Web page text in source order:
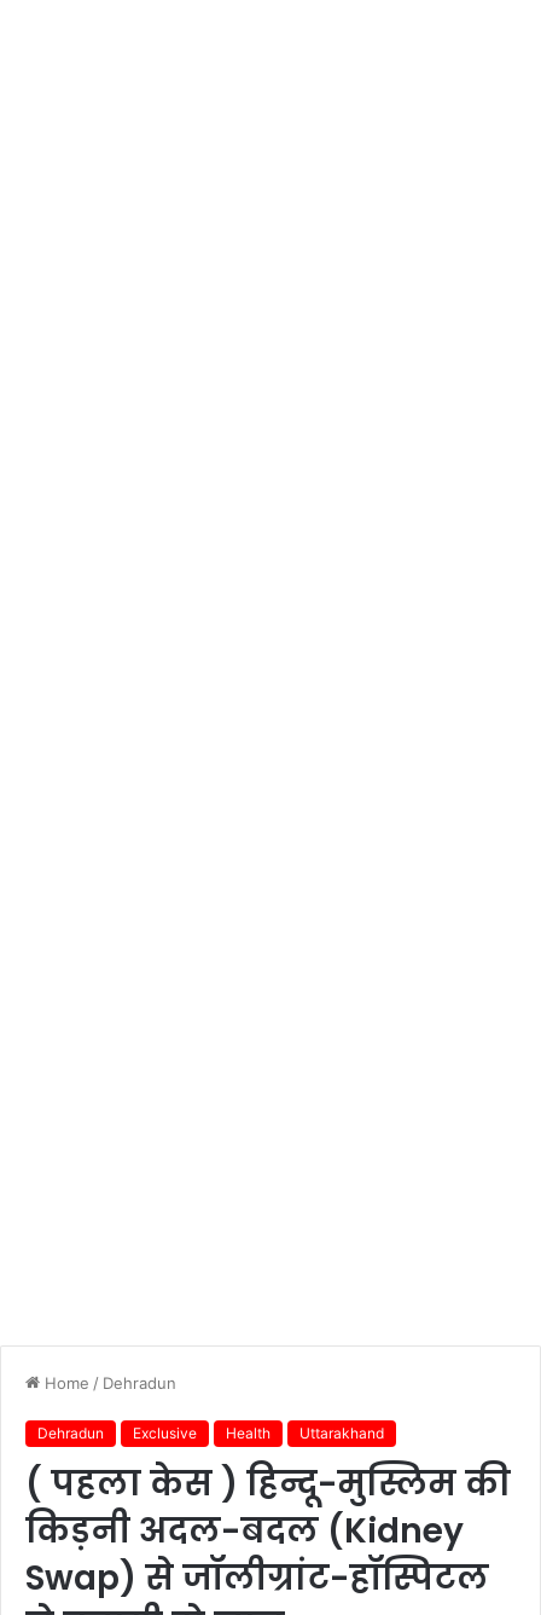
Home / Dehradun
Dehradun Exclusive Health Uttarakhand
( पहला केस ) हिन्दू-मुस्लिम की
किड़नी अदल-बदल (Kidney
Swap) से जॉलीग्रांट-हॉस्पिटल